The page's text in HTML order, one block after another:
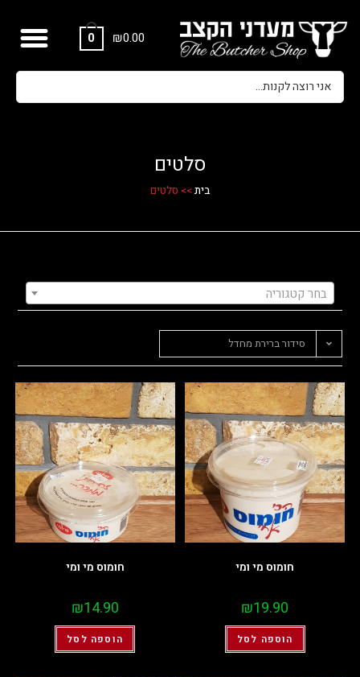
₪0.00
0
סלטים
בית>> סלטים
בחר קטגוריה
סידור ברירת מחדל
חומוס מי ומי
₪19.90
הוספה לסל
חומוס מי ומי
₪14.90
הוספה לסל